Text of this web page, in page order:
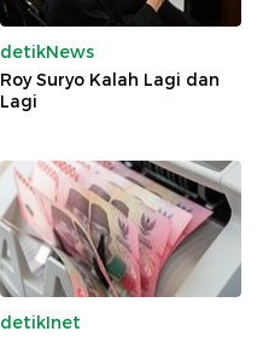
detikNews
Roy Suryo Kalah Lagi dan
Lagi
detikInet